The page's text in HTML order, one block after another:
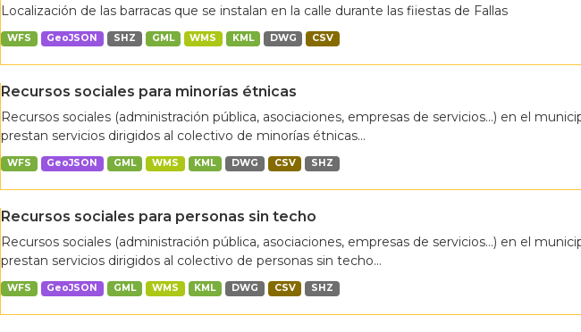
Localización de las barracas que se instalan en la calle durante las fiiestas de Fallas
WFS GeoJSON SHZ GML WMS KML DWG CSV
Recursos sociales para minorías étnicas
Recursos sociales (administración pública, asociaciones, empresas de servicios…) en el
prestan servicios dirigidos al colectivo de minorías étnicas...
WFS GeoJSON GML WMS KML DWG CSV SHZ
Recursos sociales para personas sin techo
Recursos sociales (administración pública, asociaciones, empresas de servicios…) en el
prestan servicios dirigidos al colectivo de personas sin techo...
WFS GeoJSON GML WMS KML DWG CSV SHZ